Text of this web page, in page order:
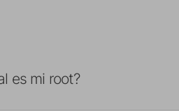
es mi root?